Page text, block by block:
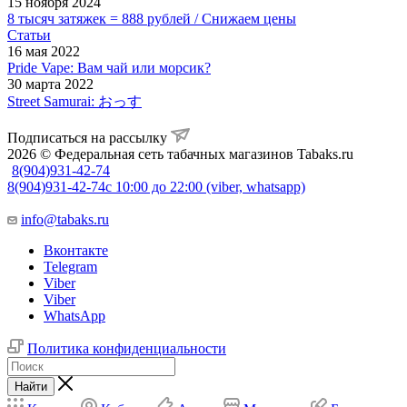
8 тысяч затяжек = 888 рублей / Снижаем цены
Статьи
16 мая 2022
Pride Vape: Вам чай или морсик?
30 марта 2022
Street Samurai: おっす
Подписаться на рассылку
2026 © Федеральная сеть табачных магазинов Tabaks.ru
8(904)931-42-74
8(904)931-42-74с 10:00 до 22:00 (viber, whatsapp)
info@tabaks.ru
Вконтакте
Telegram
Viber
Viber
WhatsApp
Политика конфиденциальности
Найти